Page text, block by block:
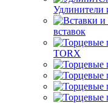
Удлинители
вставок
TORX